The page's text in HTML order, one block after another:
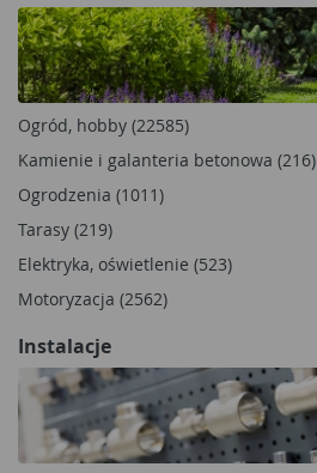
Ogród, hobby (22585)
Kamienie i galanteria betonowa (216)
Ogrodzenia (1011)
Tarasy (219)
Elektryka, oświetlenie (523)
Motoryzacja (2562)
Instalacje